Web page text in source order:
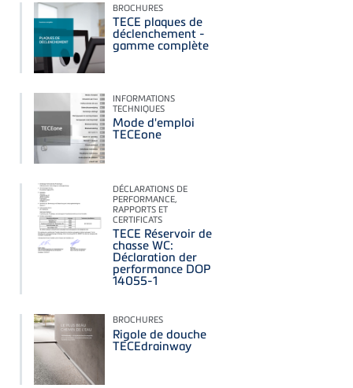
BROCHURES
TECE plaques de
déclenchement -
gamme complète
INFORMATIONS
TECHNIQUES
Mode d'emploi
TECEone
DÉCLARATIONS DE
PERFORMANCE,
RAPPORTS ET
CERTIFICATS
TECE Réservoir de
chasse WC:
Déclaration der
performance DOP
14055-1
BROCHURES
Rigole de douche
TECEdrainway